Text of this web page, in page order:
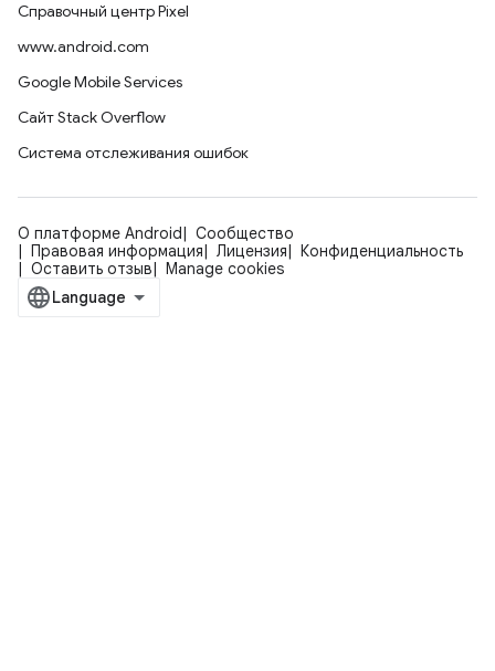
Справочный центр Pixel
www.android.com
Google Mobile Services
Сайт Stack Overflow
Система отслеживания ошибок
О платформе Android
Сообщество
Правовая информация
Лицензия
Конфиденциальность
Оставить отзыв
Manage cookies